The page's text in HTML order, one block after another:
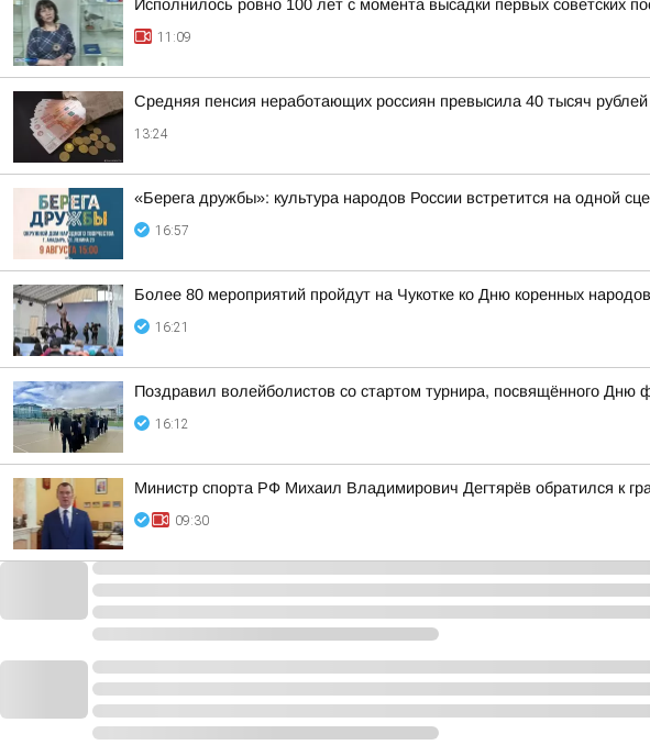
Исполнилось ровно 100 лет с момента высадки первых советских
11:09
Средняя пенсия неработающих россиян превысила 40 тысяч рублей
13:24
«Берега дружбы»: культура народов России встретится на одной
16:57
Более 80 мероприятий пройдут на Чукотке ко Дню коренных
16:21
Поздравил волейболистов со стартом турнира, посвящённого Дню
16:12
Министр спорта РФ Михаил Владимирович Дегтярёв обратился к
09:30